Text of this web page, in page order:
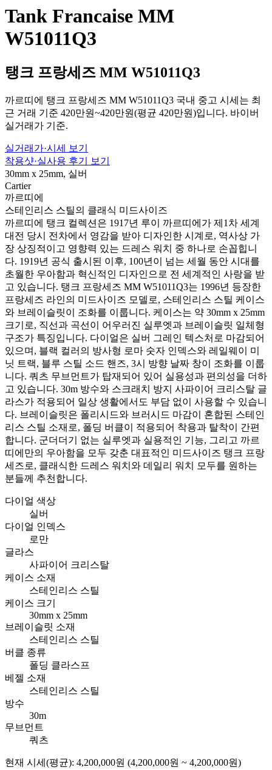
Tank Francaise MM
W51011Q3
탱크 프랑세즈 MM W51011Q3
까르띠에 탱크 프랑세즈 MM W51011Q3 국내 중고 시세는 최
근 거래 기준 420만원~420만원(평균 420만원)입니다. 바이버
실거래가 기준.
실거래가·시세 보기
착용샷·실사용 후기 보기
30mm x 25mm, 실버
Cartier
까르띠에
스테인리스 스틸의 클래식 미드사이즈
까르띠에 탱크 컬렉션은 1917년 루이 까르띠에가 제1차 세계
대전 당시 전차에서 영감을 받아 디자인한 시계로, 역사상 가
장 상징적이고 영향력 있는 드레스 워치 중 하나로 손꼽힙니
다. 1919년 공식 출시된 이후, 100년이 넘는 세월 동안 시대를
초월한 우아함과 혁신적인 디자인으로 전 세계적인 사랑을 받
고 있습니다. 탱크 프랑세즈 MM W51011Q3는 1996년 등장한
프랑세즈 라인의 미드사이즈 모델로, 스테인리스 스틸 케이스
와 브레이슬릿이 조화를 이룹니다. 케이스는 약 30mm x 25mm
크기로, 직선과 곡선이 어우러진 실루엣과 브레이슬릿 일체형
구조가 특징입니다. 다이얼은 실버 그레인 텍스처로 마감되어
있으며, 블랙 컬러의 방사형 로마 숫자 인덱스와 레일웨이 미
닛 트랙, 블루 스틸 소드 핸즈, 3시 방향 날짜 창이 조화를 이룹
니다. 쿼츠 무브먼트가 탑재되어 있어 실용성과 편의성을 더하
고 있습니다. 30m 방수와 스크래치 방지 사파이어 크리스탈 글
라스가 적용되어 일상 생활에서도 부담 없이 사용할 수 있습니
다. 브레이슬릿은 폴리시드와 브러시드 마감이 혼합된 스테인
리스 스틸 소재로, 폴딩 버클이 적용되어 착용과 탈착이 간편
합니다. 군더더기 없는 실루엣과 실용적인 기능, 그리고 까르
띠에만의 우아함을 모두 갖춘 대표적인 미드사이즈 탱크 프랑
세즈로, 클래식한 드레스 워치와 데일리 워치 모두를 원하는
분들께 추천합니다.
다이얼 색상
실버
다이얼 인덱스
로만
글라스
사파이어 크리스탈
케이스 소재
스테인리스 스틸
케이스 크기
30mm x 25mm
브레이슬릿 소재
스테인리스 스틸
버클 종류
폴딩 클라스프
베젤 소재
스테인리스 스틸
방수
30m
무브먼트
쿼츠
현재 시세(평균): 4,200,000원 (4,200,000원 ~ 4,200,000원)